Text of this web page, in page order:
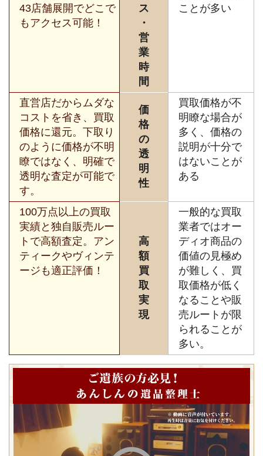
43店舗展開でどこで
もアクセス可能！
ス
・
営
業
時
間
ことが多い
直営店だからムダな
コストを省き、買取
価格に還元。下取り
のように価格が不明
瞭ではなく、明確で
透明な査定が可能で
す。
価
格
の
透
明
性
買取価格が不
明瞭な場合が
多く、価格の
説明が十分で
はないことが
ある
100万点以上の買取
実績と独自販売ルー
トで高額査定。アン
ティークやヴィンテ
ージも適正評価！
高
額
買
取
実
現
一般的な買取
業者ではオー
ディオ商品の
価値の見極め
が難しく、買
取価格が低く
なることや販
売ルートが限
られることが
多い。